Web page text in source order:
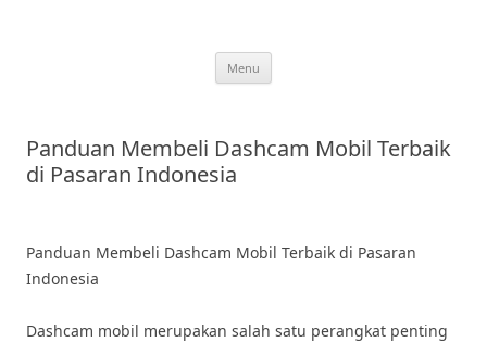
Menu
Panduan Membeli Dashcam Mobil Terbaik
di Pasaran Indonesia
Panduan Membeli Dashcam Mobil Terbaik di Pasaran
Indonesia
Dashcam mobil merupakan salah satu perangkat penting